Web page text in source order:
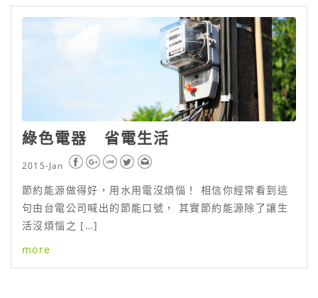
綠色電器 省電生活
2015-Jan
節約能源做得好，用水用電沒煩惱！ 相信你經常看到這
句由台電公司喊出的節能口號， 其實節約能源除了讓生
活沒煩惱之 […]
more